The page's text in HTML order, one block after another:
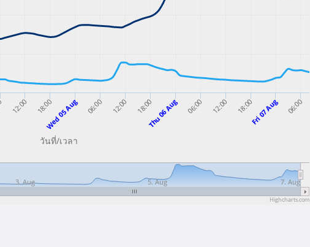
วันที่/เวลา
12:00 18:00Wed 05 Aug 06:00 12:00 18:00Thu 06 Aug 06:00 12:00 18:00Fri 07 Aug 06:00
3. Aug 5. Aug 7. Aug
Highcharts.com